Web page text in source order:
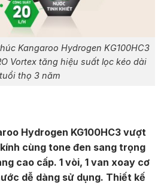
Kangaroo Hydrogen KG100HC3
Vortex tăng hiệu suất lọc kéo dài
tuổi thọ 3 năm
Hydrogen KG100HC3 vượt
cùng tone đen sang trọng
cao cấp. 1 vòi, 1 van xoay cơ
dễ dàng sử dụng. Thiết kế